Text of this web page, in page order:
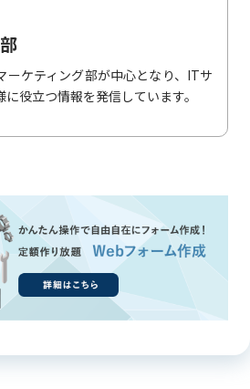
ーケティング部が中心となり、ITサ
役立つ情報を発信しています。